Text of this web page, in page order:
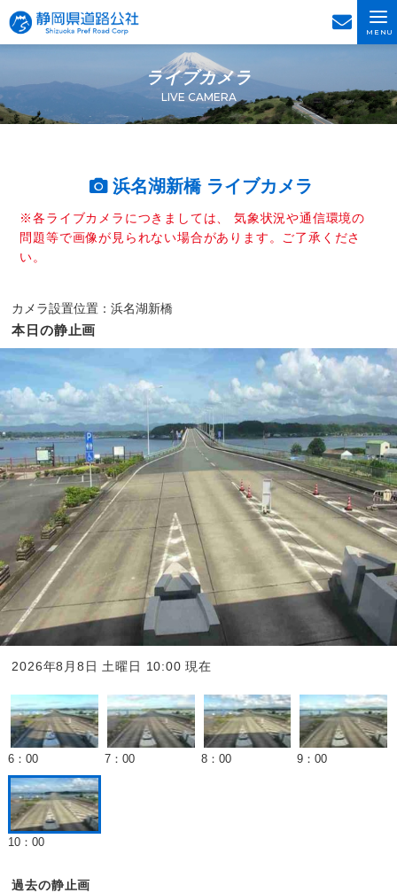
MENU
ライブカメラ
LIVE CAMERA
浜名湖新橋 ライブカメラ
※各ライブカメラにつきましては、 気象状況や通信環境の
問題等で画像が見られない場合があります。ご了承くださ
い。
カメラ設置位置：浜名湖新橋
本日の静止画
2026年8月8日 土曜日 10:00 現在
6：00 7：00 8：00 9：00
10：00
過去の静止画